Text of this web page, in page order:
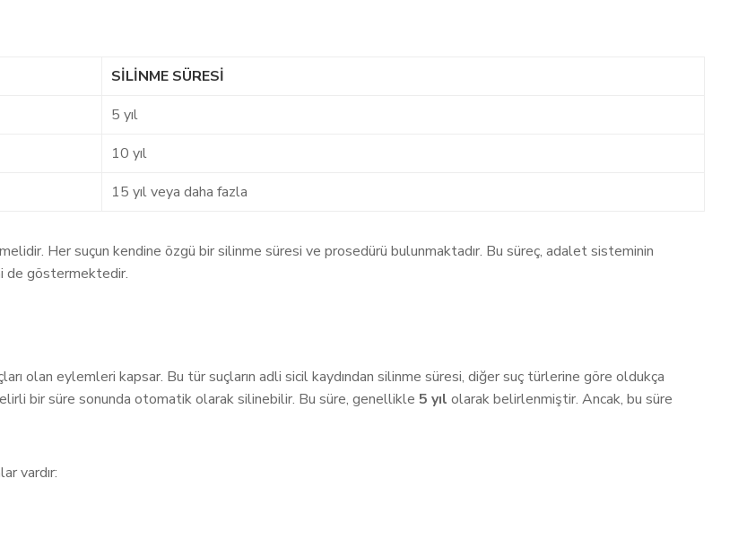
SILINME SÜRESI
5 yıl
10 yıl
15 yıl veya daha fazla
Her suçun kendine özgü bir silinme süresi ve prosedürü bulunmaktadır. Bu süreç, adalet sisteminin
de göstermektedir.
olan eylemleri kapsar. Bu tür suçların adli sicil kaydından silinme süresi, diğer suç türlerine göre oldukça
bir süre sonunda otomatik olarak silinebilir. Bu süre, genellikle 5 yıl olarak belirlenmiştir. Ancak, bu süre
vardır: